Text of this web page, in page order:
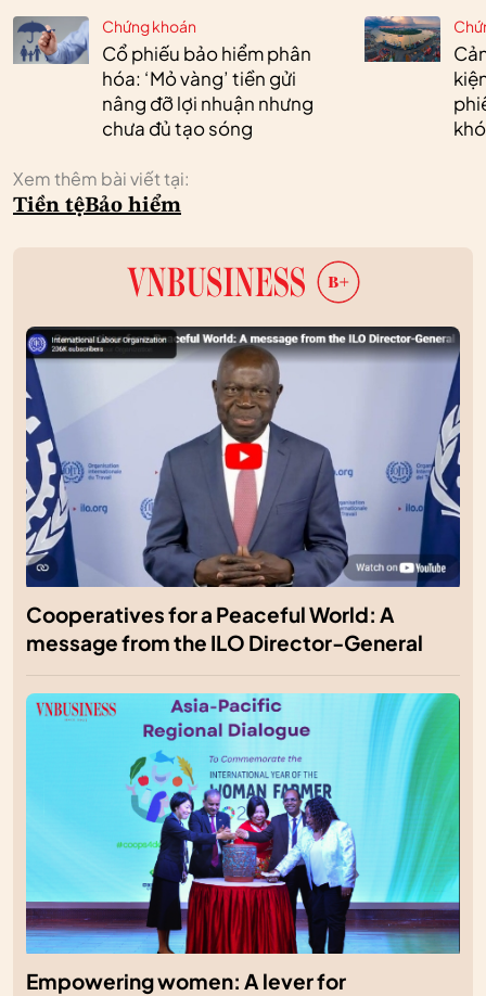
Chứng khoán
Cổ phiếu bảo hiểm phân
hóa: ‘Mỏ vàng’ tiền gửi
nâng đỡ lợi nhuận nhưng
chưa đủ tạo sóng
Xem thêm bài viết tại:
Tiền tệBảo hiểm
Cooperatives for a Peaceful World: A
message from the ILO Director-General
Empowering women: A lever for